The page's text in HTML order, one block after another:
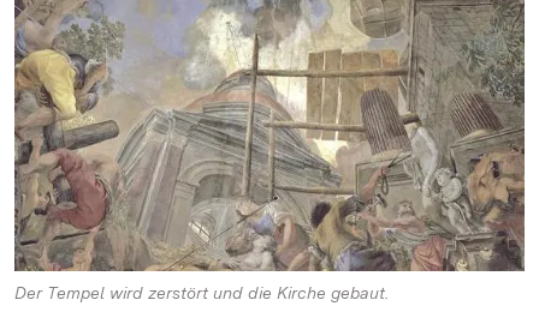
Der Tempel wird zerstört und die Kirche gebaut.